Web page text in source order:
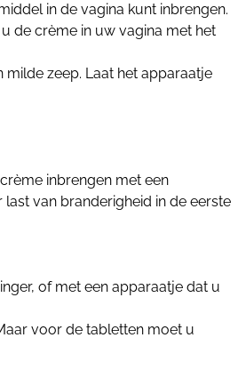
in de vagina kunt inbrengen.
de crème in uw vagina met het
zeep. Laat het apparaatje
inbrengen met een
van branderigheid in de eerste
of met een apparaatje dat u
voor de tabletten moet u